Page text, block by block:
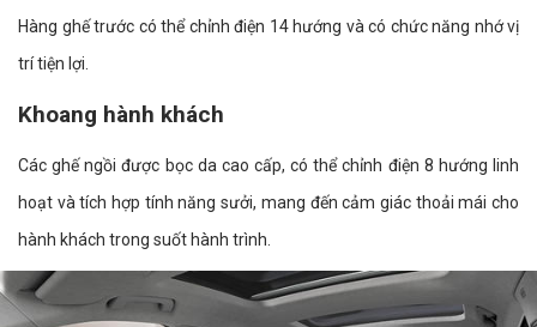
Hàng ghế trước có thể chỉnh điện 14 hướng và có chức năng nhớ vị
trí tiện lợi.
Khoang hành khách
Các ghế ngồi được bọc da cao cấp, có thể chỉnh điện 8 hướng linh
hoạt và tích hợp tính năng sưởi, mang đến cảm giác thoải mái cho
hành khách trong suốt hành trình.